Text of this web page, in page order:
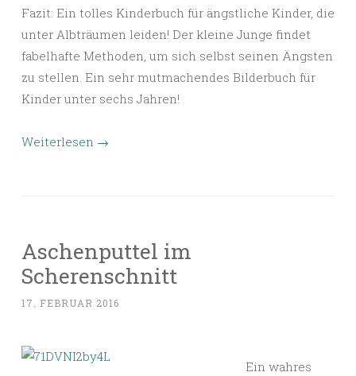
Fazit: Ein tolles Kinderbuch für ängstliche Kinder, die
unter Albträumen leiden! Der kleine Junge findet
fabelhafte Methoden, um sich selbst seinen Ängsten
zu stellen. Ein sehr mutmachendes Bilderbuch für
Kinder unter sechs Jahren!
Weiterlesen →
Aschenputtel im
Scherenschnitt
17. FEBRUAR 2016
Ein wahres